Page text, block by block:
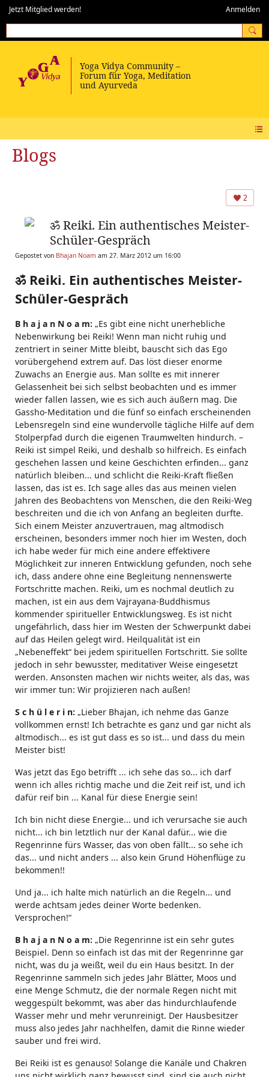
Jetzt Mitglied werden! Anmelden
Blogs
2
ॐ Reiki. Ein authentisches Meister-
Schüler-Gespräch
Gepostet von Bhajan Noam am 27. März 2012 um 16:00
ॐ Reiki. Ein authentisches Meister-
Schüler-Gespräch
B h a j a n N o a m: „Es gibt eine nicht unerhebliche
Nebenwirkung bei Reiki! Wenn man nicht ruhig und
zentriert in seiner Mitte bleibt, bauscht sich das Ego
vorübergehend extrem auf. Das löst dieser enorme
Zuwachs an Energie aus. Man sollte es mit innerer
Gelassenheit bei sich selbst beobachten und es immer
wieder fallen lassen, wie es sich auch äußern mag. Die
Gassho-Meditation und die fünf so einfach erscheinenden
Lebensregeln sind eine wundervolle tägliche Hilfe auf dem
Stolperpfad durch die eigenen Traumwelten hindurch. –
Reiki ist simpel Reiki, und deshalb so hilfreich. Es einfach
geschehen lassen und keine Geschichten erfinden... ganz
natürlich bleiben... und schlicht die Reiki-Kraft fließen
lassen, das ist es. Ich sage alles das aus meinen vielen
Jahren des Beobachtens von Menschen, die den Reiki-Weg
beschreiten und die ich von Anfang an begleiten durfte.
Sich einem Meister anzuvertrauen, mag altmodisch
erscheinen, besonders immer noch hier im Westen, doch
ich habe weder für mich eine andere effektivere
Möglichkeit zur inneren Entwicklung gefunden, noch sehe
ich, dass andere ohne eine Begleitung nennenswerte
Fortschritte machen. Reiki, um es nochmal deutlich zu
machen, ist ein aus dem Vajrayana-Buddhismus
kommender spiritueller Entwicklungsweg. Es ist nicht
ungefährlich, dass hier im Westen der Schwerpunkt dabei
auf das Heilen gelegt wird. Heilqualität ist ein
„Nebeneffekt“ bei jedem spirituellen Fortschritt. Sie sollte
jedoch in sehr bewusster, meditativer Weise eingesetzt
werden. Ansonsten machen wir nichts weiter, als das, was
wir immer tun: Wir projizieren nach außen!
S c h ü l e r i n: „Lieber Bhajan, ich nehme das Ganze
vollkommen ernst! Ich betrachte es ganz und gar nicht als
altmodisch... es ist gut dass es so ist... und dass du mein
Meister bist!
Was jetzt das Ego betrifft ... ich sehe das so... ich darf
wenn ich alles richtig mache und die Zeit reif ist, und ich
dafür reif bin ... Kanal für diese Energie sein!
Ich bin nicht diese Energie... und ich verursache sie auch
nicht... ich bin letztlich nur der Kanal dafür... wie die
Regenrinne fürs Wasser, das von oben fällt... so sehe ich
das... und nicht anders ... also kein Grund Höhenflüge zu
bekommen!!
Und ja... ich halte mich natürlich an die Regeln... und
werde achtsam jedes deiner Worte bedenken.
Versprochen!“
B h a j a n N o a m: „Die Regenrinne ist ein sehr gutes
Beispiel. Denn so einfach ist das mit der Regenrinne gar
nicht, was du ja weißt, weil du ein Haus besitzt. In der
Regenrinne sammeln sich jedes Jahr Blätter, Moos und
eine Menge Schmutz, die der normale Regen nicht mit
weggespült bekommt, was aber das hindurchlaufende
Wasser mehr und mehr verunreinigt. Der Hausbesitzer
muss also jedes Jahr nachhelfen, damit die Rinne wieder
sauber und frei wird.
Bei Reiki ist es genauso! Solange die Kanäle und Chakren